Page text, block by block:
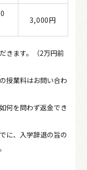
3,000円
きます。（2万円前
授業料はお問い合わ
何を問わず返金でき
に、入学辞退の旨の